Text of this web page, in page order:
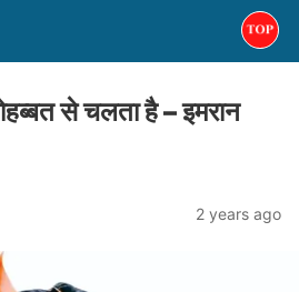
से चलता है – इमरान
2 years ago